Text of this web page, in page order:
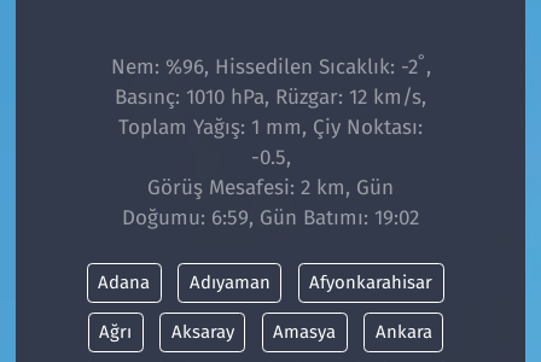
Nem: %96, Hissedilen Sıcaklık: -2° ,
Basınç: 1010 hPa, Rüzgar: 12 km/s,
Toplam Yağış: 1 mm, Çiy Noktası:
-0.5,
Görüş Mesafesi: 2 km, Gün
Doğumu: 6:59, Gün Batımı: 19:02
Adana Adıyaman Afyonkarahisar
Ağrı Aksaray Amasya Ankara